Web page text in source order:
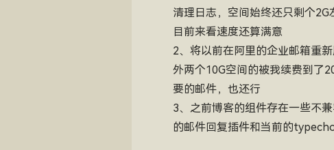
清理日志，空间始终还只剩个2G
目前来看速度还算满意
2、将以前在阿里的企业邮箱重
外两个10G空间的被我续费到了
要的邮件，也还行
3、之前博客的组件存在一些不
的邮件回复插件和当前的